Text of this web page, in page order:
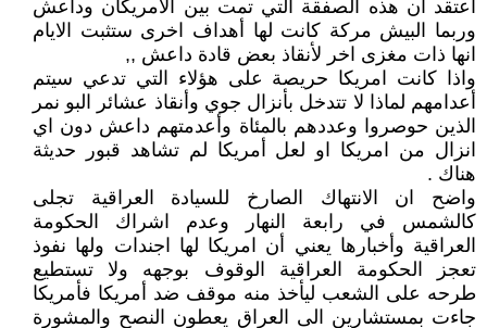
اعتقد أن هذه الصفقة التي تمت بين الامريكان وداعش
وربما البيش مركة كانت لها أهداف اخرى ستثبت الايام
انها ذات مغزى اخر لأنقاذ بعض قادة داعش ,,
واذا كانت امريكا حريصة على هؤلاء التي تدعي سيتم
أعدامهم لماذا لا تتدخل بأنزال جوي وأنقاذ عشائر البو نمر
الذين حوصروا وعددهم بالمئاة وأعدمتهم داعش دون اي
انزال من امريكا او لعل أمريكا لم تشاهد قبور حديثة
هناك .
واضح ان الانتهاك الصارخ للسيادة العراقية تجلى
كالشمس في رابعة النهار وعدم اشراك الحكومة
العراقية وأخبارها يعني أن امريكا لها اجندات ولها نفوذ
تعجز الحكومة العراقية الوقوف بوجهه ولا تستطيع
طرحه على الشعب ليأخذ منه موقف ضد أمريكا فأمريكا
جاءت بمستشارين الى العراق يعطون النصح والمشورة